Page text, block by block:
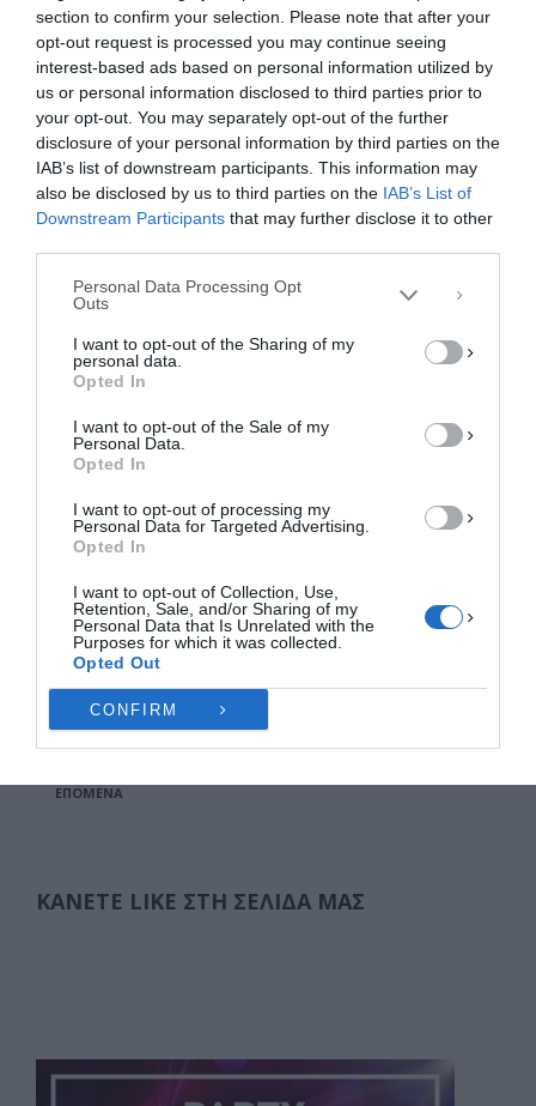
section to confirm your selection. Please note that after your
opt-out request is processed you may continue seeing
interest-based ads based on personal information utilized by
us or personal information disclosed to third parties prior to
your opt-out. You may separately opt-out of the further
disclosure of your personal information by third parties on the
IAB’s list of downstream participants. This information may
also be disclosed by us to third parties on the IAB’s List of
Downstream Participants that may further disclose it to other
Personal Data Processing Opt
Outs
I want to opt-out of the Sharing of my
personal data.
Opted In
I want to opt-out of the Sale of my
Personal Data.
Opted In
I want to opt-out of processing my
Personal Data for Targeted Advertising.
Opted In
I want to opt-out of Collection, Use,
Retention, Sale, and/or Sharing of my
Personal Data that Is Unrelated with the
Purposes for which it was collected.
Opted Out
CONFIRM
Διαχείριση Συγκατάθεσης
Για να παρέχουμε την καλύτερη εμπειρία, χρησιμοποιούμε τεχνολογίες όπως
cookies για την αποθήκευση ή/και την πρόσβαση σε πληροφορίες συσκευών.
Η συγκατάθεση για τις εν λόγω τεχνολογίες θα μας επιτρέψει να
επεξεργαστούμε δεδομένα προσωπικού χαρακτήρα, όπως συμπεριφορά
συγκατάθεση ή η ανάκληση της συγκατάθεσης, μπορεί να επηρεάσει
αρνητικά ορισμένες λειτουργίες και δυνατότητες.
ΠΡΟΒΟΛΉ ΠΡΟΤΙΜΉΣΕΩΝ
Πολιτική Cookies
F
a
c
e
b
o
o
k
M
a
st
o
d
o
n
E
m
ai
l
Μ
οι
ρ
α
σ
τε
ίτ
ε
«Αλμυρό το αρνί, αγοράστε
σουβλάκια» – Viral έγινε
κρεοπωλείο
Με την τιμή στο αρνί να είναι φέτος τσουχτερή,
viral προτρέποντας τους καταναλωτές να …
F
a
c
e
o
M
a
st
o
n
E
m
ai
l
Μ
οι
ρ
α
ίτ
Σελιδοποίηση
1 2 3 4 5 6 7 … 10
ΕΠΌΜΕΝΑ
ΚΆΝΕΤΕ LIKE ΣΤΗ ΣΕΛΊΔΑ ΜΑΣ